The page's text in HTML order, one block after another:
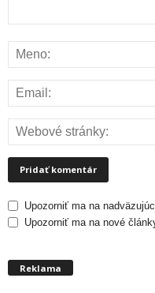
Upozorniť ma na
Upozorniť ma na nové
Reklama